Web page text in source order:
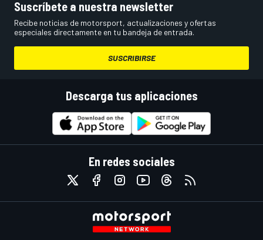
Suscríbete a nuestra newsletter
Recibe noticias de motorsport, actualizaciones y ofertas
especiales directamente en tu bandeja de entrada.
SUSCRIBIRSE
Descarga tus aplicaciones
En redes sociales